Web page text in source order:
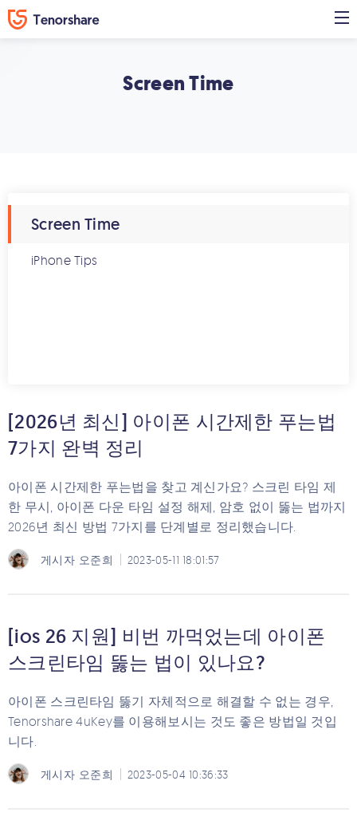
Screen Time
Screen Time
iPhone Tips
[2026년 최신] 아이폰 시간제한 푸는법
7가지 완벽 정리
아이폰 시간제한 푸는법을 찾고 계신가요? 스크린 타임 제
한 무시, 아이폰 다운 타임 설정 해제, 암호 없이 뚫는 법까지
2026년 최신 방법 7가지를 단계별로 정리했습니다.
게시자 오준희 2023-05-11 18:01:57
[ios 26 지원] 비번 까먹었는데 아이폰
스크린타임 뚫는 법이 있나요?
아이폰 스크린타임 뚫기 자체적으로 해결할 수 없는 경우,
Tenorshare 4uKey를 이용해보시는 것도 좋은 방법일 것입
니다.
게시자 오준희 2023-05-04 10:36:33